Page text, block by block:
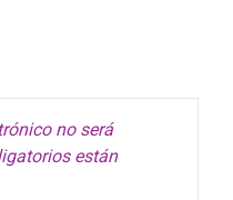
no será
están